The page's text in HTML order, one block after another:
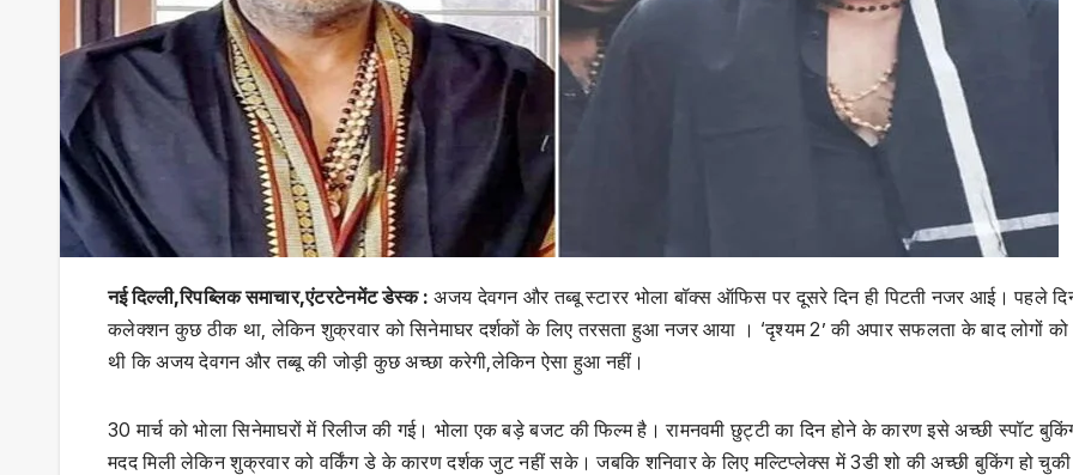
नई दिल्ली,रिपब्लिक समाचार,एंटरटेनमेंट डेस्क : अजय देवगन और तब्बू स्टारर भोला बॉक्स ऑफिस पर दूसरे दिन ही पिटती नजर आई। पहले
कलेक्शन कुछ ठीक था, लेकिन शुक्रवार को सिनेमाघर दर्शकों के लिए तरसता हुआ नजर आया । ‘दृश्यम 2’ की अपार सफलता के बाद लोगों को
थी कि अजय देवगन और तब्बू की जोड़ी कुछ अच्छा करेगी,लेकिन ऐसा हुआ नहीं।
30 मार्च को भोला सिनेमाघरों में रिलीज की गई। भोला एक बड़े बजट की फिल्म है। रामनवमी छुट्टी का दिन होने के कारण इसे अच्छी स्पॉट
मदद मिली लेकिन शुक्रवार को वर्किंग डे के कारण दर्शक जुट नहीं सके। जबकि शनिवार के लिए मल्टिप्लेक्स में 3डी शो की अच्छी बुकिंग हो